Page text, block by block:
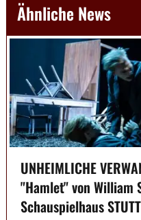
Ähnliche News
UNHEIMLICHE
"Hamlet" von William
Schauspielhaus